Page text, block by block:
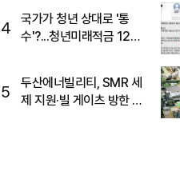
4
국가가 청년 상대로 '통
수'?...청년미래적금 12%
5
두산에너빌리티, SMR 세
제 지원·빌 게이츠 방한 기